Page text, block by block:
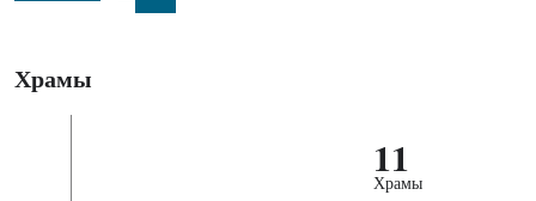
Храмы
11
Храмы